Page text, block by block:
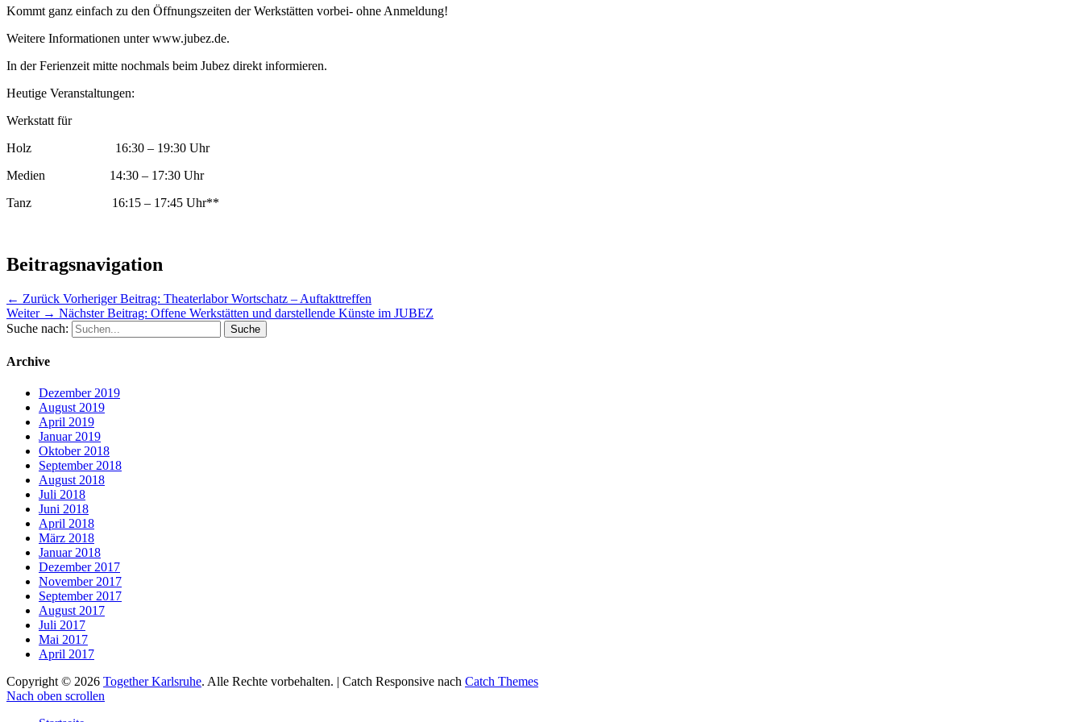
Kommt ganz einfach zu den Öffnungszeiten der Werkstätten vorbei- ohne Anmeldung!
Weitere Informationen unter www.jubez.de.
In der Ferienzeit mitte nochmals beim Jubez direkt informieren.
Heutige Veranstaltungen:
Werkstatt für
Holz 16:30 – 19:30 Uhr
Medien 14:30 – 17:30 Uhr
Tanz 16:15 – 17:45 Uhr**
Beitragsnavigation
← Zurück Vorheriger Beitrag: Theaterlabor Wortschatz – Auftakttreffen
Weiter → Nächster Beitrag: Offene Werkstätten und darstellende Künste im JUBEZ
Suche nach:
Archive
Dezember 2019
August 2019
April 2019
Januar 2019
Oktober 2018
September 2018
August 2018
Juli 2018
Juni 2018
April 2018
März 2018
Januar 2018
Dezember 2017
November 2017
September 2017
August 2017
Juli 2017
Mai 2017
April 2017
Copyright © 2026 Together Karlsruhe. Alle Rechte vorbehalten. | Catch Responsive nach Catch Themes
Nach oben scrollen